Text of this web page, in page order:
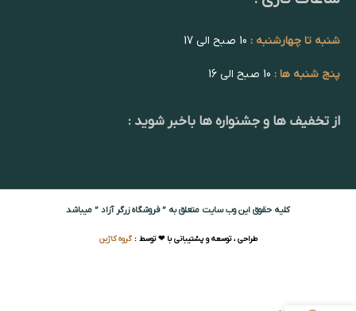
شنبه تا چهارشنبه :
پنج شنبه ها :
از تخفیف ها و جشنواره ها باخبر شوید :
کلیه حقوق این وب سایت متعلق به ” فروشگاه زرگر آزاد ” میباشد
طراحی ، توسعه و پشتیبانی با ❤ توسط :گروه کاژین